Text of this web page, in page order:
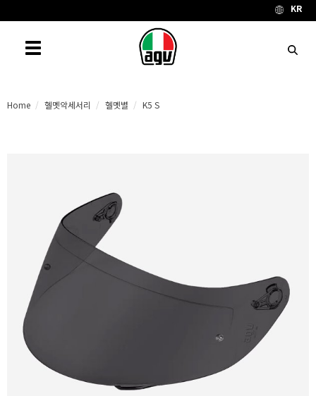
KR
Toggle navigation
Home 헬멧악세서리 헬멧별 K5 S